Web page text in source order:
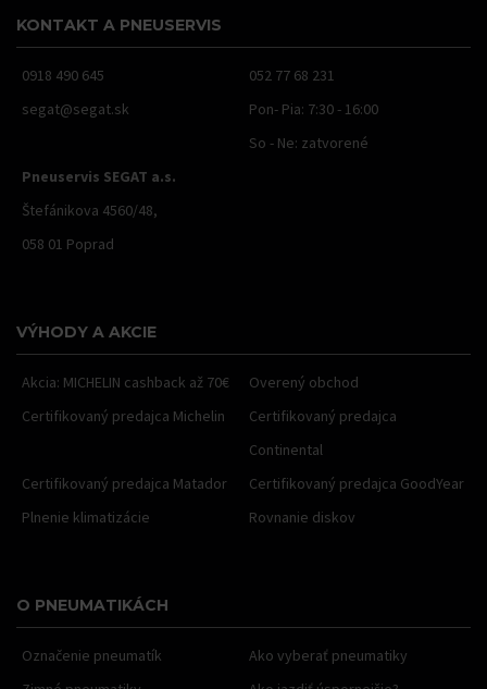
KONTAKT A PNEUSERVIS
0918 490 645
052 77 68 231
segat@segat.sk
Pon- Pia: 7:30 - 16:00
So - Ne: zatvorené
Pneuservis SEGAT a.s.
Štefánikova 4560/48,
058 01 Poprad
VÝHODY A AKCIE
Akcia: MICHELIN cashback až 70€
Overený obchod
Certifikovaný predajca Michelin
Certifikovaný predajca
Continental
Certifikovaný predajca Matador
Certifikovaný predajca GoodYear
Plnenie klimatizácie
Rovnanie diskov
O PNEUMATIKÁCH
Označenie pneumatík
Ako vyberať pneumatiky